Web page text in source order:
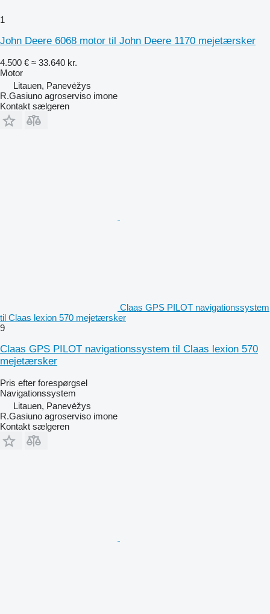
1
John Deere 6068 motor til John Deere 1170 mejetærsker
4.500 € ≈ 33.640 kr.
Motor
Litauen, Panevėžys
R.Gasiuno agroserviso imone
Kontakt sælgeren
Claas GPS PILOT navigationssystem
til Claas lexion 570 mejetærsker
9
Claas GPS PILOT navigationssystem til Claas lexion 570
mejetærsker
Pris efter forespørgsel
Navigationssystem
Litauen, Panevėžys
R.Gasiuno agroserviso imone
Kontakt sælgeren